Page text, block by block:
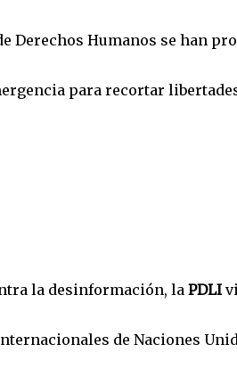
Derechos Humanos se han
para recortar
la desinformación, laPDLI
de Naciones